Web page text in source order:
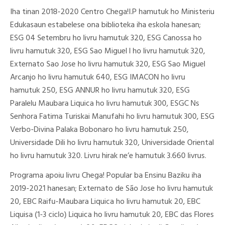
Iha tinan 2018-2020 Centro Chega!I.P hamutuk ho Ministeriu
Edukasaun estabelese ona biblioteka iha eskola hanesan;
ESG 04 Setembru ho livru hamutuk 320, ESG Canossa ho
livru hamutuk 320, ESG Sao Miguel l ho livru hamutuk 320,
Externato Sao Jose ho livru hamutuk 320, ESG Sao Miguel
Arcanjo ho livru hamutuk 640, ESG IMACON ho livru
hamutuk 250, ESG ANNUR ho livru hamutuk 320, ESG
Paralelu Maubara Liquica ho livru hamutuk 300, ESGC Ns
Senhora Fatima Turiskai Manufahi ho livru hamutuk 300, ESG
Verbo-Divina Palaka Bobonaro ho livru hamutuk 250,
Universidade Dili ho livru hamutuk 320, Universidade Oriental
ho livru hamutuk 320. Livru hirak ne’e hamutuk 3.660 livrus.
Programa apoiu livru Chega! Popular ba Ensinu Baziku iha
2019-2021 hanesan; Externato de São Jose ho livru hamutuk
20, EBC Raifu-Maubara Liquica ho livru hamutuk 20, EBC
Liquisa (1-3 ciclo) Liquica ho livru hamutuk 20, EBC das Flores